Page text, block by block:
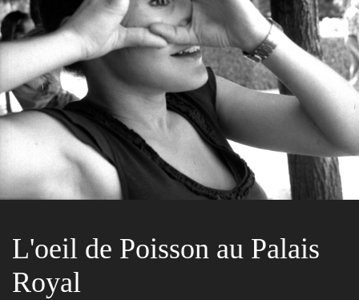
L'oeil de Poisson au Palais
Royal